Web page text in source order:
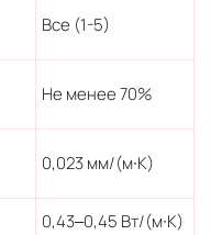
Все (1-5)
Не менее 70%
0,023 мм/(м∙К)
0,43‒0,45 Вт/(м∙К)